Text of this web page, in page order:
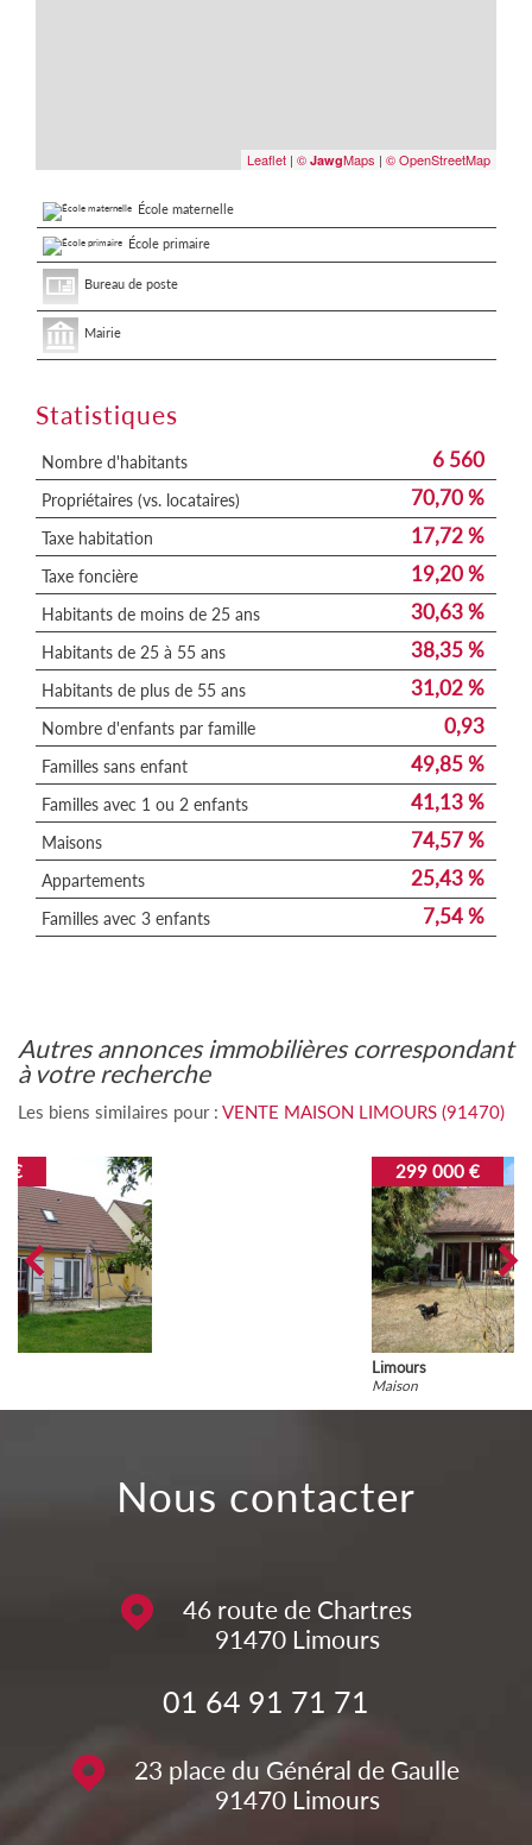
Leaflet | © JawgMaps | © OpenStreetMap
École maternelle
École primaire
Bureau de poste
Mairie
Statistiques
Nombre d'habitants 6 560
Propriétaires (vs. locataires) 70,70 %
Taxe habitation 17,72 %
Taxe foncière 19,20 %
Habitants de moins de 25 ans 30,63 %
Habitants de 25 à 55 ans 38,35 %
Habitants de plus de 55 ans 31,02 %
Nombre d'enfants par famille 0,93
Familles sans enfant 49,85 %
Familles avec 1 ou 2 enfants 41,13 %
Maisons 74,57 %
Appartements 25,43 %
Familles avec 3 enfants 7,54 %
autres annonces immobilières correspondant
à votre recherche
Les biens similaires pour : VENTE MAISON LIMOURS (91470)
nous contacter
46 route de Chartres
91470 Limours
01 64 91 71 71
23 place du Général de Gaulle
91470 Limours